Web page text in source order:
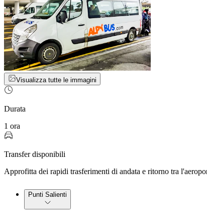
Visualizza tutte le immagini
Durata
1 ora
Transfer disponibili
Approfitta dei rapidi trasferimenti di andata e ritorno tra
Punti Salienti